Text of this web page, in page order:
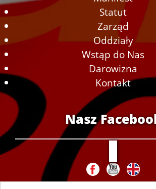
Statut
Zarząd
Oddziały
Wstąp do Nas
Darowizna
Kontakt
Nasz